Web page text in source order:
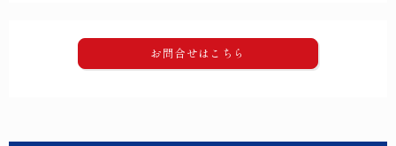
お問合せはこちら